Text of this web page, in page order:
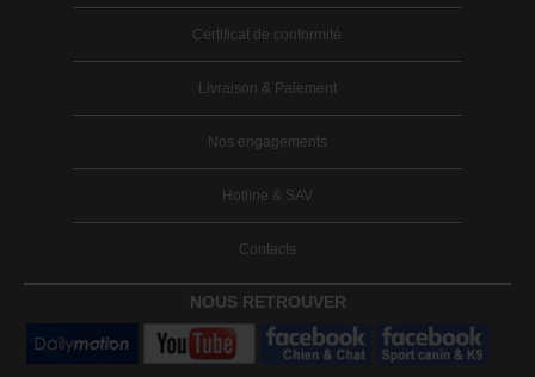
Certificat de conformité
Livraison & Paiement
Nos engagements
Hotline & SAV
Contacts
NOUS RETROUVER